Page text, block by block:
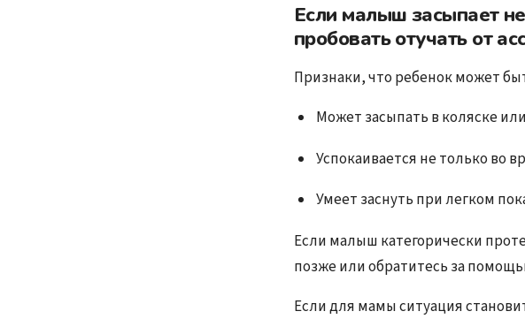
Если малыш засыпает
пробовать отучать от
Признаки, что ребенок может
Может засыпать в коляске
Успокаивается не только во
Умеет заснуть при легком
Если малыш категорически
позже или обратитесь за
Если для мамы ситуация